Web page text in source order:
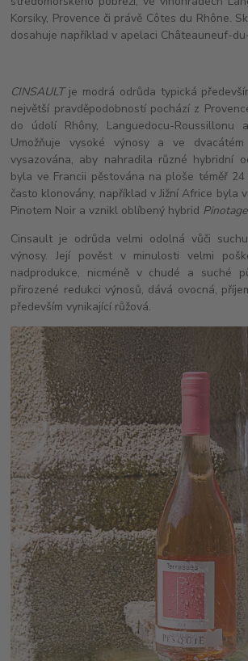
Korsiky, Provence či právě Côtes du Rhône.
dosahuje například v apelaci Châteauneuf-
CINSAULTje modrá odrůda typická
největší pravděpodobností pochází z
do údolí Rhôny, Languedocu-
Umožňuje vysoké výnosy a ve
vysazována, aby nahradila různé hybridní
byla ve Francii pěstována na ploše téměř
často klonovány, například v Jižní Africe byla
Pinotem Noir a vznikl oblíbený hybrid
Cinsault je odrůda velmi odolná vůči
výnosy. Její pověst v minulosti velmi
nadprodukce, nicméně v chudé a suché
přirozené redukci výnosů, dává ovocná,
především vynikající růžová.